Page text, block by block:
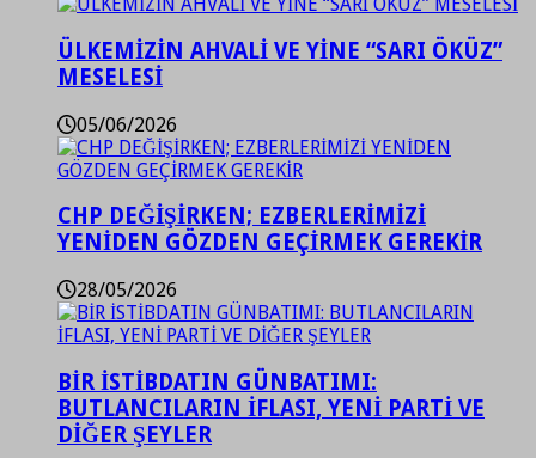
ÜLKEMİZİN AHVALİ VE YİNE “SARI ÖKÜZ”
MESELESİ
05/06/2026
CHP DEĞİŞİRKEN; EZBERLERİMİZİ
YENİDEN GÖZDEN GEÇİRMEK GEREKİR
28/05/2026
BİR İSTİBDATIN GÜNBATIMI:
BUTLANCILARIN İFLASI, YENİ PARTİ VE
DİĞER ŞEYLER